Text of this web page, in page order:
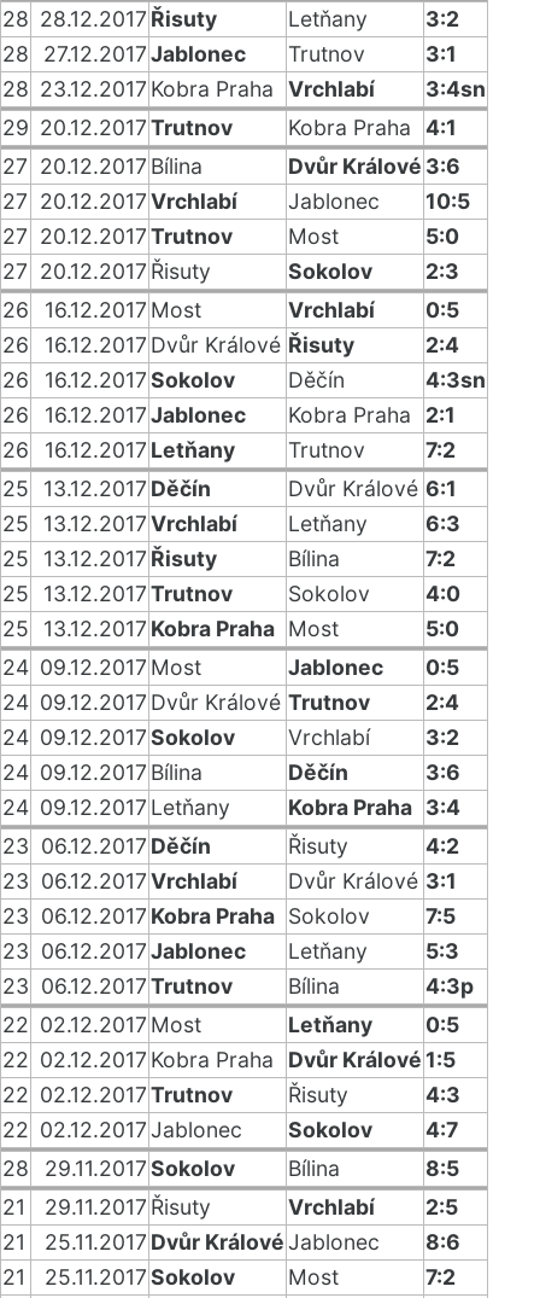
28 28.12.2017 Řisuty Letňany
3:2
28
27.12.2017Jablonec Trutnov
3:1
28 23.12.2017 Kobra Praha Vrchlabí
3:4sn
29 20.12.2017Trutnov Kobra Praha
4:1
27 20.12.2017 Bílina Dvůr Králové 3:6
27 20.12.2017Vrchlabí Jablonec
10:5
27 20.12.2017Trutnov Most
5:0
27 20.12.2017 Řisuty Sokolov
2:3
26
16.12.2017 Most Vrchlabí
0:5
26
16.12.2017 Dvůr Králové Řisuty
2:4
26
16.12.2017Sokolov Děčín
4:3sn
26
16.12.2017Jablonec Kobra Praha
2:1
26
16.12.2017 Letňany Trutnov
7:2
25
13.12.2017 Děčín Dvůr Králové 6:1
25
13.12.2017Vrchlabí Letňany
6:3
25
13.12.2017 Řisuty Bílina
7:2
25
13.12.2017Trutnov Sokolov
4:0
25
13.12.2017 Kobra Praha Most
5:0
24 09.12.2017 Most Jablonec
0:5
24 09.12.2017 Dvůr Králové Trutnov
2:4
24 09.12.2017Sokolov Vrchlabí
3:2
24 09.12.2017 Bílina Děčín
3:6
24 09.12.2017 Letňany Kobra Praha 3:4
23 06.12.2017 Děčín Řisuty
4:2
23 06.12.2017Vrchlabí Dvůr Králové 3:1
23 06.12.2017 Kobra Praha Sokolov
7:5
23 06.12.2017Jablonec Letňany
5:3
23 06.12.2017Trutnov Bílina
4:3p
22 02.12.2017 Most Letňany
0:5
22 02.12.2017 Kobra Praha Dvůr Králové 1:5
22 02.12.2017Trutnov Řisuty
4:3
22 02.12.2017Jablonec Sokolov
4:7
28
29.11.2017Sokolov Bílina
8:5
21
29.11.2017 Řisuty Vrchlabí
2:5
21
25.11.2017 Dvůr KrálovéJablonec
8:6
21
25.11.2017Sokolov Most
7:2